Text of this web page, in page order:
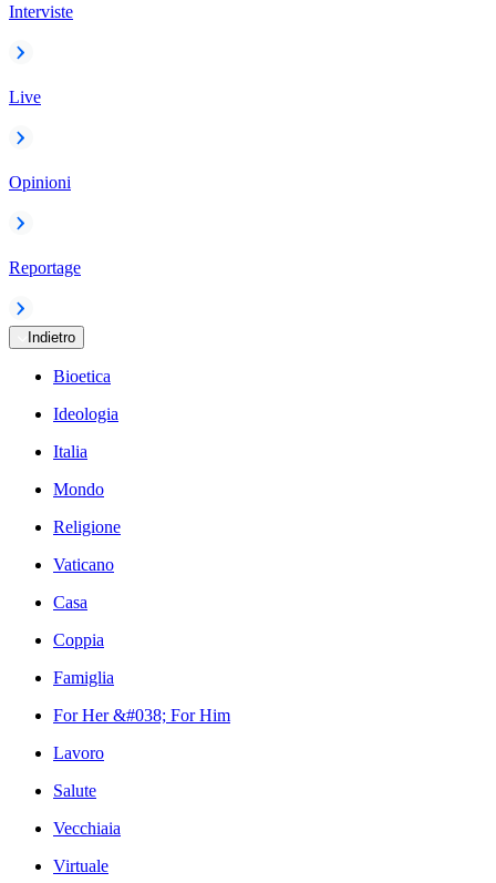
Interviste
Live
Opinioni
Reportage
Indietro
Bioetica
Ideologia
Italia
Mondo
Religione
Vaticano
Casa
Coppia
Famiglia
For Her &#038; For Him
Lavoro
Salute
Vecchiaia
Virtuale